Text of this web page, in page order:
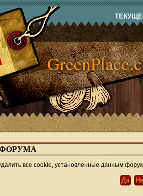
ФОРУМА
все cookie, установленные данным